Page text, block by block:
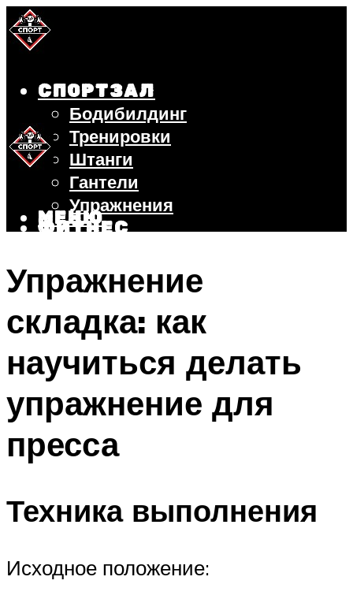
СПОРТЗАЛ
Бодибилдинг
Тренировки
Штанги
Гантели
Упражнения
ФИТНЕС
ВЕЛОСИПЕД
ПОХУДЕНИЕ
МЕНЮ
Упражнение
складка: как
научиться делать
упражнение для
пресса
Техника выполнения
Исходное положение: